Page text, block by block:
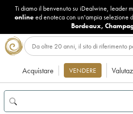
Ti diamo il benvenuto su iDealwine, leader
onlineed enoteca con un'ampia selezione
Bordeaux,
Acquistare VENDERE